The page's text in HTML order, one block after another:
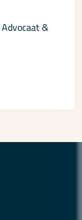
Advocaat &